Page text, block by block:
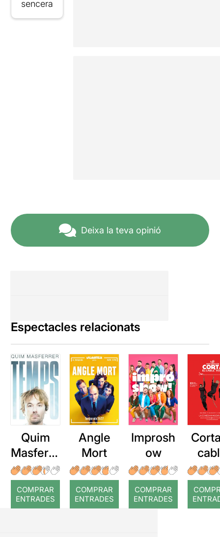
sencera
Deixa la teva opinió
Espectacles relacionats
Quim
Masferre
r: Temps
COMPRAR
ENTRADES
Angle
Mort
COMPRAR
ENTRADES
Improsh
ow
COMPRAR
ENTRADES